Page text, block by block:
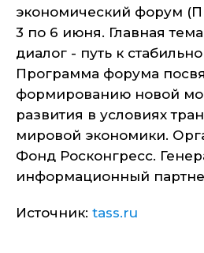
экономический форум
3 по 6 июня. Главная
диалог - путь к
Программа форума
формированию новой
развития в условиях
мировой экономики.
Фонд Росконгресс.
информационный
Источник: tass.ru